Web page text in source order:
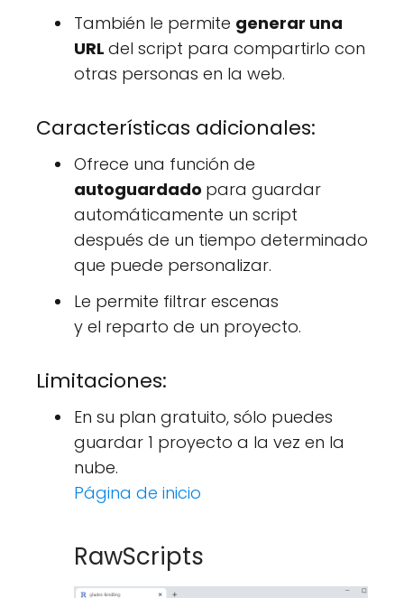
También le permite generar una
URL del script para compartirlo con
otras personas en la web.
Características adicionales:
Ofrece una función de
autoguardado para guardar
automáticamente un script
después de un tiempo determinado
que puede personalizar.
Le permite filtrar escenas
y el reparto de un proyecto.
Limitaciones:
En su plan gratuito, sólo puedes
guardar 1 proyecto a la vez en la
nube.
Página de inicio
RawScripts